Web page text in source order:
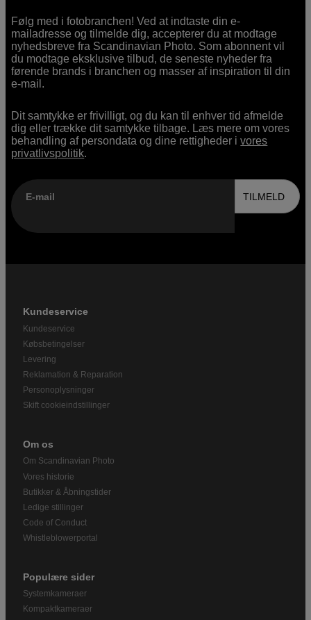
Følg med i fotobranchen! Ved at indtaste din e-
mailadresse og tilmelde dig, accepterer du at modtage
nyhedsbreve fra Scandinavian Photo. Som abonnent vil
du modtage eksklusive tilbud, de seneste nyheder fra
førende brands i branchen og masser af inspiration til din
e-mail.
Dit samtykke er frivilligt, og du kan til enhver tid afmelde
dig eller trække dit samtykke tilbage. Læs mere om vores
behandling af persondata og dine rettigheder ivores
privatlivspolitik.
E-mail TILMELD
Kundeservice
Kundeservice
Købsbetingelser
Levering
Reklamation & Reparation
Personoplysninger
Skift cookieindstillinger
Om os
Om Scandinavian Photo
Vores historie
Butikker & Åbningstider
Ledige stillinger
Code of Conduct
Whistleblowerportal
Populære sider
Systemkameraer
Kompaktkameraer